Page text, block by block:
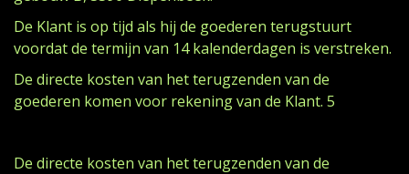
De Klant is op tijd als hij de goederen terugstuurt
voordat de termijn van 14 kalenderdagen is verstreken.
De directe kosten van het terugzenden van de
goederen komen voor rekening van de Klant. 5
De directe kosten van het terugzenden van de